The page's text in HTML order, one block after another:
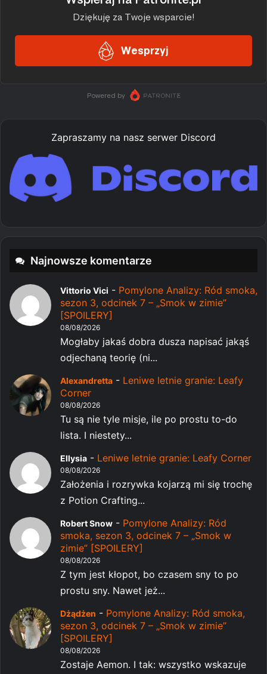
Zapraszamy na nasz serwer Discord
Najnowsze komentarze
Vittorio Vici - Pomylone Analizy: Ród smoka,
sezon 3, odcinek 7 – „Smok w zimie”
[SPOILERY]
08/08/2026
Mogłaby jakaś dobra dusza napisać jakąś
odjechaną teorię (ni...
Alexandretta - Leniwe letnie granie: Leafy
Corner
08/08/2026
Tu są nie tyle misje, ile po prostu to-do
lista. I niestety...
Ellysia - Leniwe letnie granie: Leafy Corner
08/08/2026
Założenia i rozrywka kojarzą mi się trochę
z Potion Crafting...
Robert Snow - Pomylone Analizy: Ród
smoka, sezon 3, odcinek 7 – „Smok w
zimie” [SPOILERY]
08/08/2026
Z tym jest kłopot, bo czasem sny to po
prostu sny. Nawet jeż...
Dżądżen - Pomylone Analizy: Ród smoka,
sezon 3, odcinek 7 – „Smok w zimie”
[SPOILERY]
08/08/2026
Zostaje Aemon. I tak: wszystko wskazuje